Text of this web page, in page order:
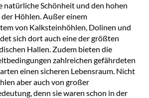
natürliche Schönheit und den hohen
Höhlen. Außer einem
von Kalksteinhöhlen, Dolinen und
sich dort auch eine der größten
Hallen. Zudem bieten die
zahlreichen gefährdeten
einen sicheren Lebensraum. Nicht
aber auch von großer
denn sie waren schon in der